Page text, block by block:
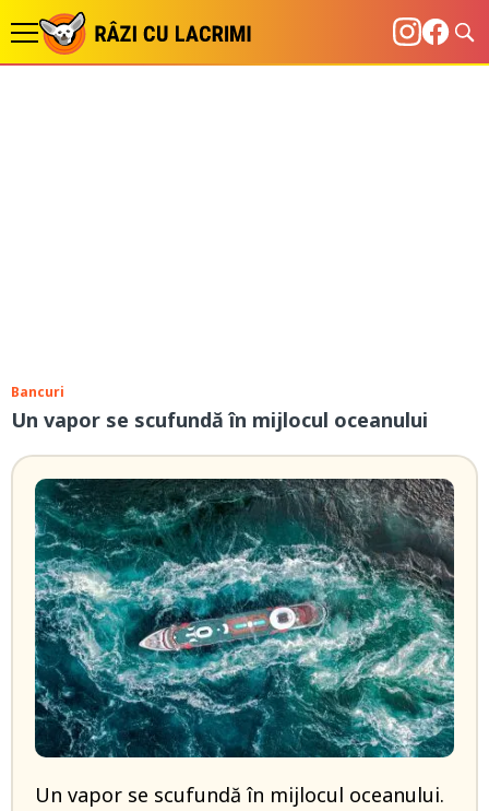
Bancuri
Un vapor se scufundă în mijlocul oceanului
Un vapor se scufundă în mijlocul oceanului.